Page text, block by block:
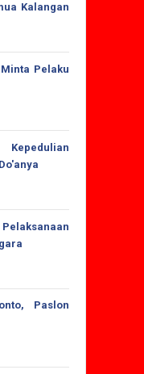
Kalangan
Pelaku
Paslon